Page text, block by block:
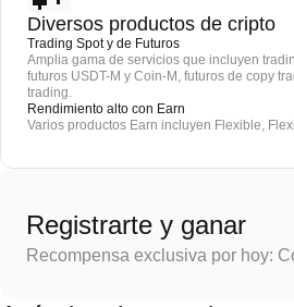
Diversos productos de cripto
Trading Spot y de Futuros
Amplia gama de servicios que incluyen
futuros USDT-M y Coin-M, futuros de copy
trading.
Rendimiento alto con Earn
Varios productos Earn incluyen Flexible,
Registrarte y ganar
Recompensa exclusiva por hoy: